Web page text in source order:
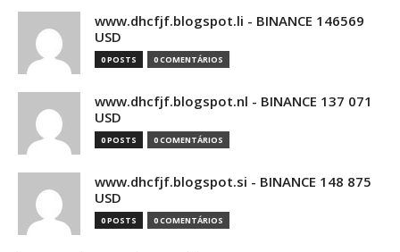
www.dhcfjf.blogspot.li - BINANCE 146569
USD
0 POSTS 0 COMENTÁRIOS
www.dhcfjf.blogspot.nl - BINANCE 137 071
USD
0 POSTS 0 COMENTÁRIOS
www.dhcfjf.blogspot.si - BINANCE 148 875
USD
0 POSTS 0 COMENTÁRIOS